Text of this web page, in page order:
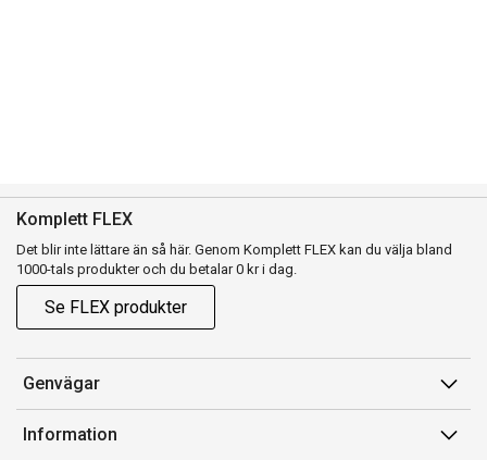
Komplett FLEX
Det blir inte lättare än så här. Genom Komplett FLEX kan du välja bland
1000-tals produkter och du betalar 0 kr i dag.
Se FLEX produkter
Genvägar
Konto
Information